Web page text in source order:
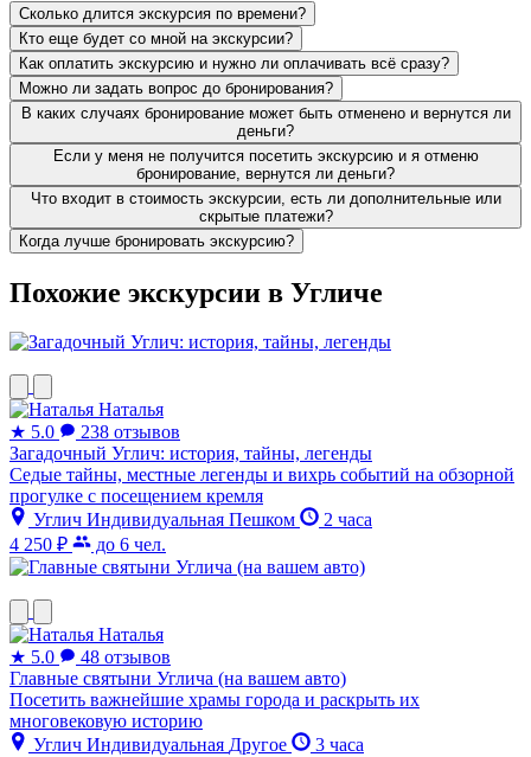
Сколько длится экскурсия по времени?
Кто еще будет со мной на экскурсии?
Как оплатить экскурсию и нужно ли оплачивать всё сразу?
Можно ли задать вопрос до бронирования?
В каких случаях бронирование может быть отменено и вернутся ли
деньги?
Если у меня не получится посетить экскурсию и я отменю
бронирование, вернутся ли деньги?
Что входит в стоимость экскурсии, есть ли дополнительные или
скрытые платежи?
Когда лучше бронировать экскурсию?
Похожие экскурсии в Угличе
Наталья
★ 5.0
238 отзывов
Загадочный Углич: история, тайны, легенды
Седые тайны, местные легенды и вихрь событий на обзорной
прогулке с посещением кремля
Углич Индивидуальная Пешком
2 часа
4 250 ₽
до 6 чел.
Наталья
★ 5.0
48 отзывов
Главные святыни Углича (на вашем авто)
Посетить важнейшие храмы города и раскрыть их
многовековую историю
Углич Индивидуальная Другое
3 часа